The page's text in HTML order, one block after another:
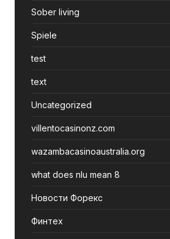
Sober living
Spiele
test
text
Uncategorized
villentocasinonz.com
wazambacasinoaustralia.org
what does nlu mean 8
Новости Форекс
Финтех